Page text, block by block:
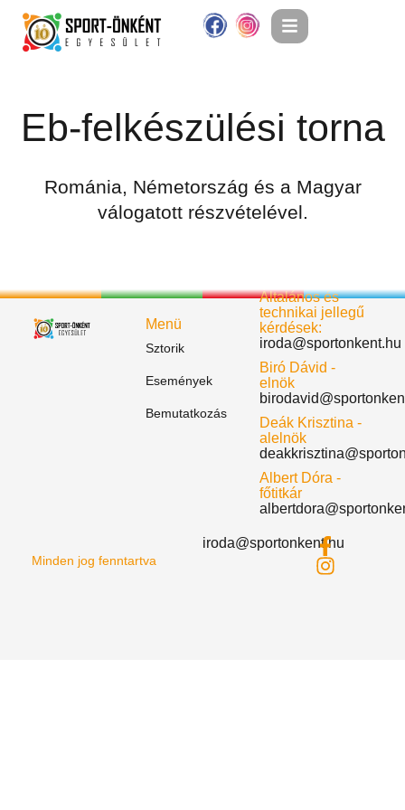
Eb-felkészülési torna
Románia, Németország és a Magyar
válogatott részvételével.
Menü
Sztorik
Események
Bemutatkozás
Általános és
technikai jellegű
kérdések:
iroda@sportonkent.hu
Biró Dávid -
elnök
Deák Krisztina -
alelnök
Albert Dóra -
főtitkár
Minden jog fenntartva
iroda@sportonkent.hu